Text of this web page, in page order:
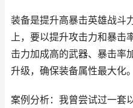
装备是提升高暴击英雄战斗
上，要以提升攻击力和暴击
击力加成高的武器、暴击率
升级，确保装备属性最大化。
案例分析：我曾尝试过一套